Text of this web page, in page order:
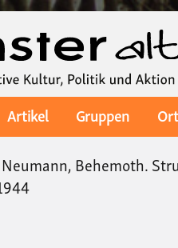
Artikel Gruppen
Behemoth.